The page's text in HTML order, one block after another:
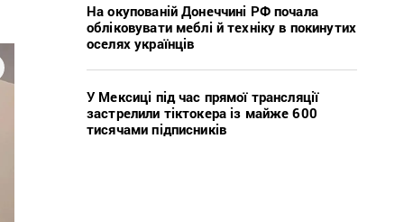
На окупованій Донеччині РФ почала
обліковувати меблі й техніку в покинутих
оселях українців
У Мексиці під час прямої трансляції
застрелили тіктокера із майже 600
тисячами підписників